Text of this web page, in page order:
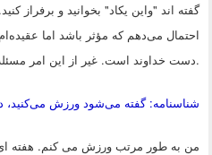
گفته اند "واین یکاد" بخوانید و برفراز
احتمال می‌دهم که مؤثر باشد اما
دست خداوند است. غیر از این امر.
شناسنامه: گفته می‌شود ورزش
من به طور مرتب ورزش می کنم. هفته